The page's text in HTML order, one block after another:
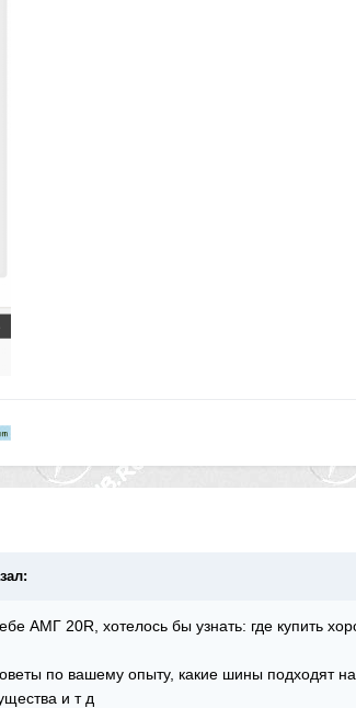
АМГ 20R, хотелось бы узнать: где купить
по вашему опыту, какие шины подходят на
и т д